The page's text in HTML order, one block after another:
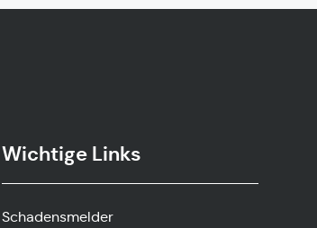
Wichtige Links
Schadensmelder